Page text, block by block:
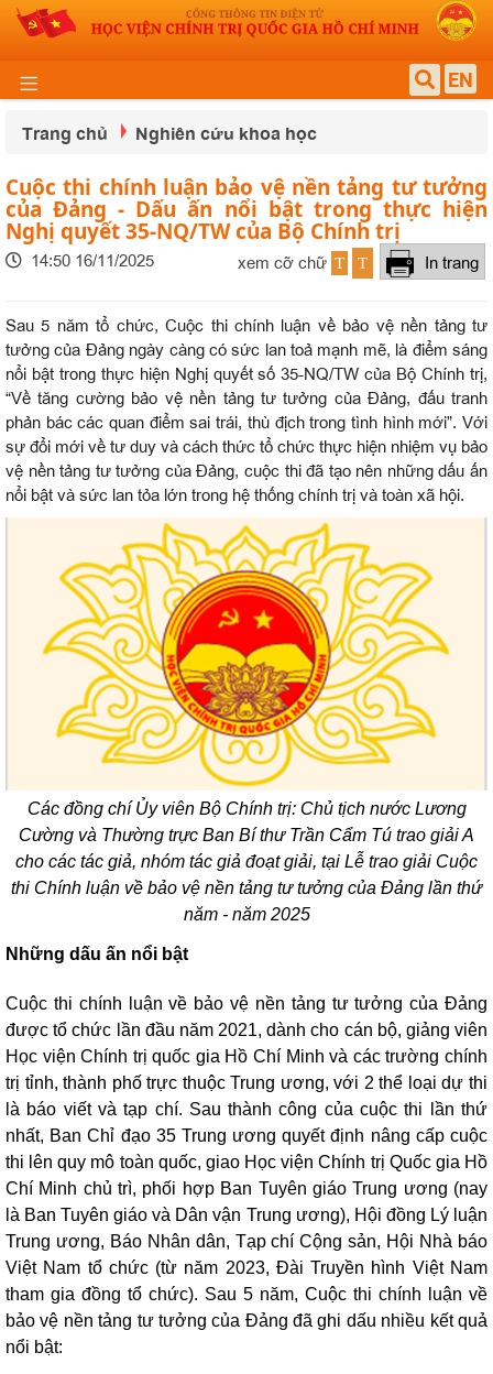
EN
Trang chủ Nghiên cứu khoa học
Cuộc thi chính luận bảo vệ nền tảng tư tưởng
của Đảng - Dấu ấn nổi bật trong thực hiện
Nghị quyết 35-NQ/TW của Bộ Chính trị
14:50 16/11/2025 xem cỡ chữ T T In trang
Sau 5 năm tổ chức, Cuộc thi chính luận về bảo vệ nền tảng tư
tưởng của Đảng ngày càng có sức lan toả mạnh mẽ, là điểm sáng
nổi bật trong thực hiện Nghị quyết số 35-NQ/TW của Bộ Chính trị,
“Về tăng cường bảo vệ nền tảng tư tưởng của Đảng, đấu tranh
phản bác các quan điểm sai trái, thù địch trong tình hình mới”. Với
sự đổi mới về tư duy và cách thức tổ chức thực hiện nhiệm vụ bảo
vệ nền tảng tư tưởng của Đảng, cuộc thi đã tạo nên những dấu ấn
nổi bật và sức lan tỏa lớn trong hệ thống chính trị và toàn xã hội.
Các đồng chí Ủy viên Bộ Chính trị: Chủ tịch nước Lương
Cường và Thường trực Ban Bí thư Trần Cẩm Tú trao giải A
cho các tác giả, nhóm tác giả đoạt giải, tại Lễ trao giải Cuộc
thi Chính luận về bảo vệ nền tảng tư tưởng của Đảng lần thứ
năm - năm 2025
Những dấu ấn nổi bật
Cuộc thi chính luận về bảo vệ nền tảng tư tưởng của Đảng
được tổ chức lần đầu năm 2021, dành cho cán bộ, giảng viên
Học viện Chính trị quốc gia Hồ Chí Minh và các trường chính
trị tỉnh, thành phố trực thuộc Trung ương, với 2 thể loại dự thi
là báo viết và tạp chí. Sau thành công của cuộc thi lần thứ
nhất, Ban Chỉ đạo 35 Trung ương quyết định nâng cấp cuộc
thi lên quy mô toàn quốc, giao Học viện Chính trị Quốc gia Hồ
Chí Minh chủ trì, phối hợp Ban Tuyên giáo Trung ương (nay
là Ban Tuyên giáo và Dân vận Trung ương), Hội đồng Lý luận
Trung ương, Báo Nhân dân, Tạp chí Cộng sản, Hội Nhà báo
Việt Nam tổ chức (từ năm 2023, Đài Truyền hình Việt Nam
tham gia đồng tổ chức). Sau 5 năm, Cuộc thi chính luận về
bảo vệ nền tảng tư tưởng của Đảng đã ghi dấu nhiều kết quả
nổi bật: